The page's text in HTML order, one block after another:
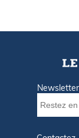
Newsletter